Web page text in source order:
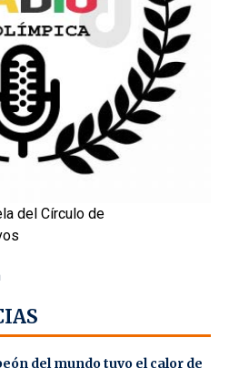
del Círculo de
del mundo tuvo el calor de